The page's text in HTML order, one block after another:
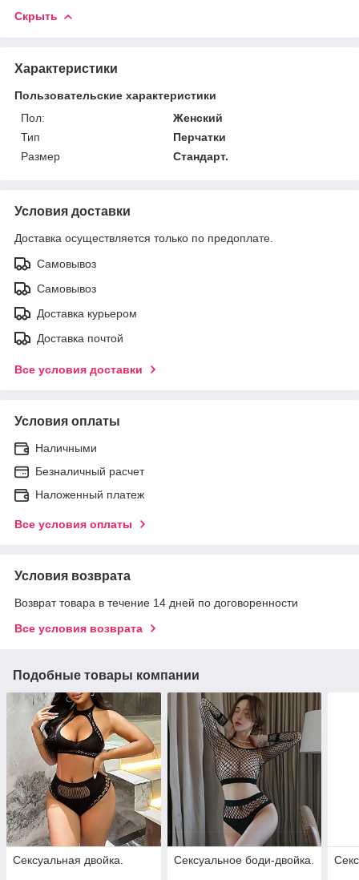
Скрыть
Характеристики
Пользовательские характеристики
Пол:
Женский
Тип
Перчатки
Размер
Стандарт.
Условия доставки
Доставка осуществляется только по предоплате.
Самовывоз
Самовывоз
Доставка курьером
Доставка почтой
Все условия доставки
Условия оплаты
Наличными
Безналичный расчет
Наложенный платеж
Все условия оплаты
Условия возврата
Возврат товара в течение 14 дней по договоренности
Все условия возврата
Подобные товары компании
Сексуальная двойка. Сексуальное боди-двойка.